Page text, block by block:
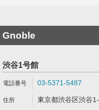
Gnoble
渋谷1号館
03-5371-5487
東京都渋谷区渋谷